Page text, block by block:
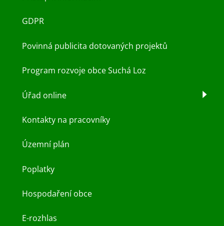
GDPR
Povinná publicita dotovaných projektů
Program rozvoje obce Suchá Loz
Úřad online
Kontakty na pracovníky
Územní plán
Poplatky
Hospodaření obce
E-rozhlas